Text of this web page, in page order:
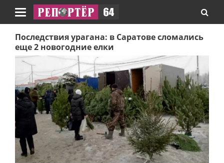
Навигация
Последствия урагана: в Саратове сломались
еще 2 новогодние елки